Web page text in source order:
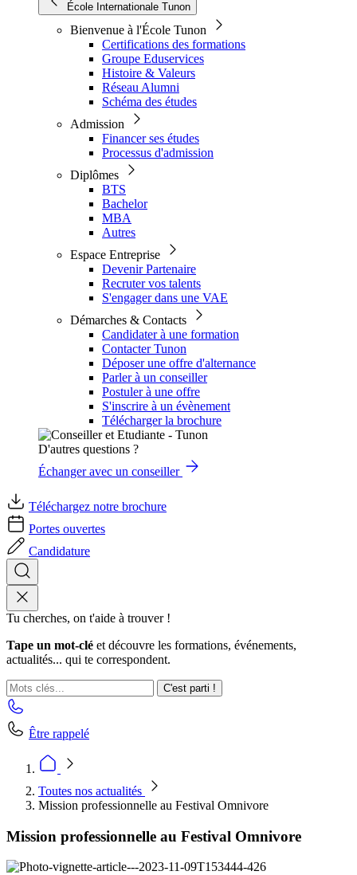
École Internationale Tunon
Bienvenue à l'École Tunon
Certifications des formations
Groupe Eduservices
Histoire & Valeurs
Réseau Alumni
Schéma des études
Admission
Financer ses études
Processus d'admission
Diplômes
BTS
Bachelor
MBA
Autres
Espace Entreprise
Devenir Partenaire
Recruter vos talents
S'engager dans une VAE
Démarches & Contacts
Candidater à une formation
Contacter Tunon
Déposer une offre d'alternance
Parler à un conseiller
Postuler à une offre
S'inscrire à un évènement
Télécharger la brochure
D'autres questions ?
Échanger avec un conseiller
Téléchargez notre brochure
Portes ouvertes
Candidature
Tu cherches, on t'aide à trouver !
Tape un mot-clé et découvre les formations, événements,
actualités... qui te correspondent.
C'est parti !
Être rappelé
Toutes nos actualités
Mission professionnelle au Festival Omnivore
Mission professionnelle au Festival Omnivore